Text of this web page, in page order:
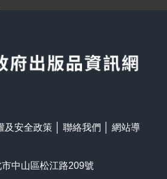
及安全政策 聯絡我們
網站導
中山區松江路209號